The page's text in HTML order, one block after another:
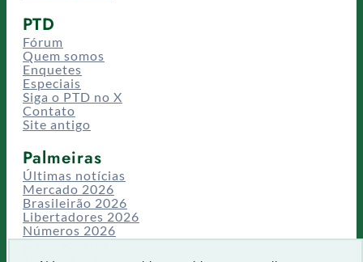
PTD
Fórum
Quem somos
Enquetes
Especiais
Siga o PTD no X
Contato
Site antigo
Palmeiras
Últimas notícias
Mercado 2026
Brasileirão 2026
Libertadores 2026
Números 2026
Campeonatos
Temporadas